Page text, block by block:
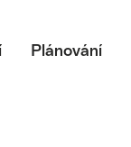
Plánování